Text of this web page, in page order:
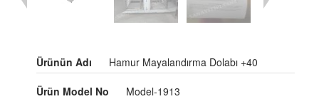
Ürünün Adı Hamur Mayalandırma Dolabı +40
Ürün Model No Model-1913